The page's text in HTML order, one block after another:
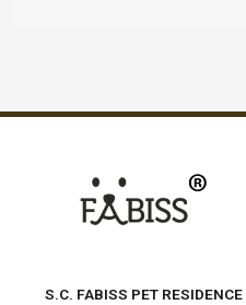
S.C. FABISS PET